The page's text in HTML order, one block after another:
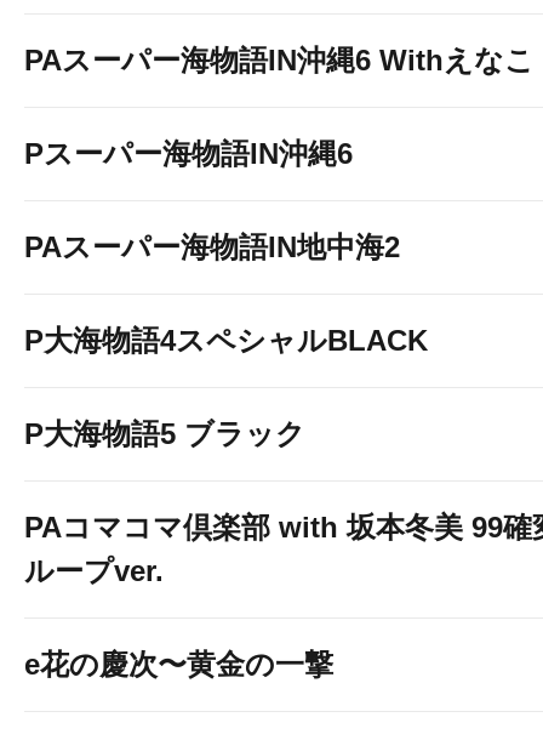
PAスーパー海物語IN沖縄6 Withえなこ
Pスーパー海物語IN沖縄6
PAスーパー海物語IN地中海2
P大海物語4スペシャルBLACK
P大海物語5 ブラック
PAコマコマ倶楽部 with 坂本冬美 99確
ループver.
e花の慶次〜黄金の一撃